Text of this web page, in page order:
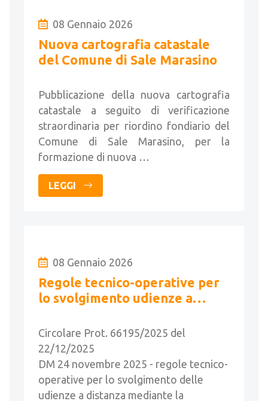
08 Gennaio 2026
Nuova cartografia catastale
del Comune di Sale Marasino
Pubblicazione della nuova cartografia
catastale a seguito di verificazione
straordinaria per riordino fondiario del
Comune di Sale Marasino, per la
formazione di nuova …
LEGGI
08 Gennaio 2026
Regole tecnico-operative per
lo svolgimento udienze a
Circolare Prot. 66195/2025 del
22/12/2025
DM 24 novembre 2025 - regole tecnico-
operative per lo svolgimento delle
udienze a distanza mediante la